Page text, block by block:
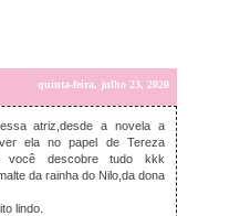
quinta-feira, julho 23, 2020
atriz,desde a novela a
ela no papel de Tereza
você descobre tudo kkk
da rainha do Nilo,da dona
lindo.